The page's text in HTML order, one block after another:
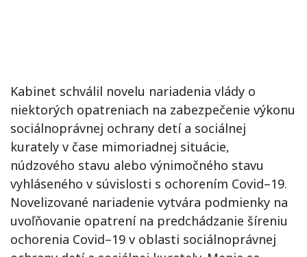
Kabinet schválil novelu nariadenia vlády o
niektorých opatreniach na zabezpečenie výkonu
sociálnoprávnej ochrany detí a sociálnej
kurately v čase mimoriadnej situácie,
núdzového stavu alebo výnimočného stavu
vyhláseného v súvislosti s ochorením Covid–19.
Novelizované nariadenie vytvára podmienky na
uvoľňovanie opatrení na predchádzanie šíreniu
ochorenia Covid–19 v oblasti sociálnoprávnej